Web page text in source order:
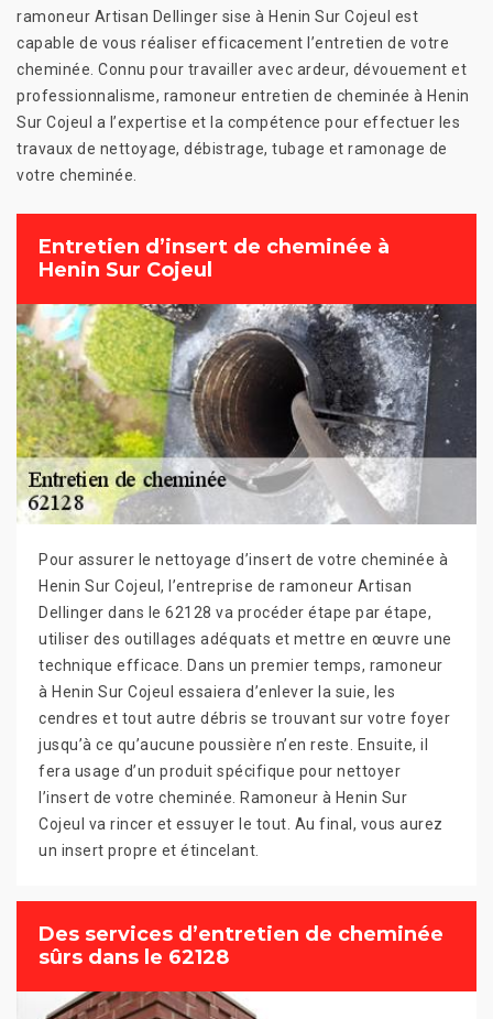
ramoneur Artisan Dellinger sise à Henin Sur Cojeul est
capable de vous réaliser efficacement l’entretien de votre
cheminée. Connu pour travailler avec ardeur, dévouement et
professionnalisme, ramoneur entretien de cheminée à Henin
Sur Cojeul a l’expertise et la compétence pour effectuer les
travaux de nettoyage, débistrage, tubage et ramonage de
votre cheminée.
Entretien d’insert de cheminée à
Henin Sur Cojeul
Pour assurer le nettoyage d’insert de votre cheminée à
Henin Sur Cojeul, l’entreprise de ramoneur Artisan
Dellinger dans le 62128 va procéder étape par étape,
utiliser des outillages adéquats et mettre en œuvre une
technique efficace. Dans un premier temps, ramoneur
à Henin Sur Cojeul essaiera d’enlever la suie, les
cendres et tout autre débris se trouvant sur votre foyer
jusqu’à ce qu’aucune poussière n’en reste. Ensuite, il
fera usage d’un produit spécifique pour nettoyer
l’insert de votre cheminée. Ramoneur à Henin Sur
Cojeul va rincer et essuyer le tout. Au final, vous aurez
un insert propre et étincelant.
Des services d’entretien de cheminée
sûrs dans le 62128